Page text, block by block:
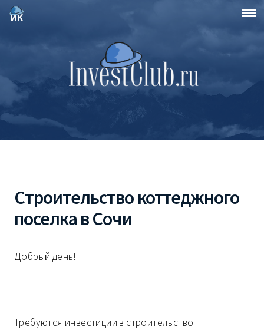
Cтроительство коттеджного
поселка в Сочи
Добрый день!
Требуются инвестиции в строительство